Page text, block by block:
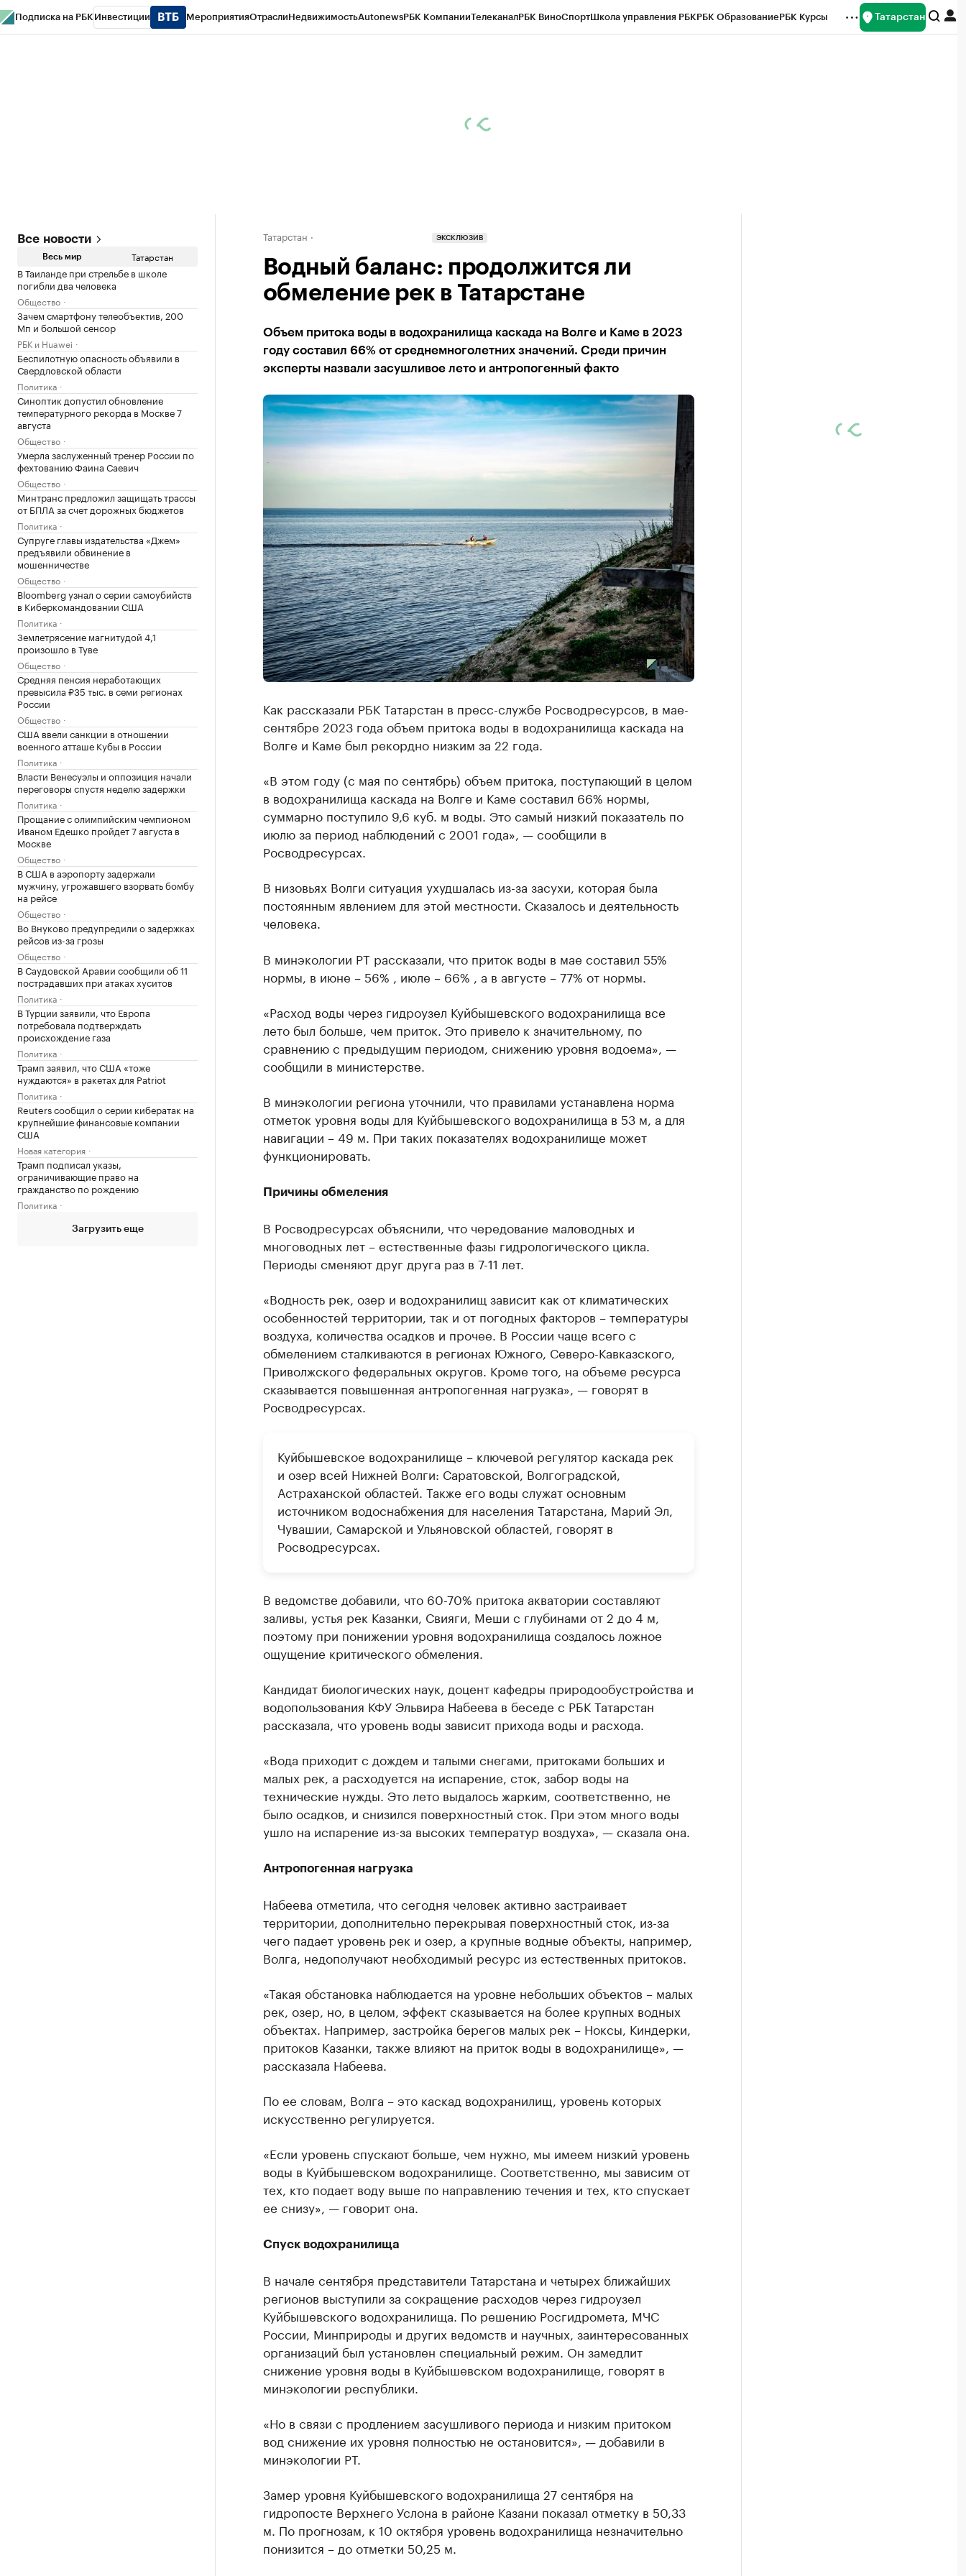
Подписка на РБК Инвестиции МероприятияОтраслиНедвижимостьAutonewsРБК КомпанииТелеканалРБК ВиноСпортШкола управления РБКРБК ОбразованиеРБК Курсы Татарстан
Все новости
Весь мир Татарстан
В Таиланде при стрельбе в школе
погибли два человека
Общество
Зачем смартфону телеобъектив, 200
Мп и большой сенсор
РБК и Huawei
Беспилотную опасность объявили в
Свердловской области
Политика
Синоптик допустил обновление
температурного рекорда в Москве 7
августа
Общество
Умерла заслуженный тренер России по
фехтованию Фаина Саевич
Общество
Минтранс предложил защищать трассы
от БПЛА за счет дорожных бюджетов
Политика
Супруге главы издательства «Джем»
предъявили обвинение в
мошенничестве
Общество
Bloomberg узнал о серии самоубийств
в Киберкомандовании США
Политика
Землетрясение магнитудой 4,1
произошло в Туве
Общество
Средняя пенсия неработающих
превысила ₽35 тыс. в семи регионах
России
Общество
США ввели санкции в отношении
военного атташе Кубы в России
Политика
Власти Венесуэлы и оппозиция начали
переговоры спустя неделю задержки
Политика
Прощание с олимпийским чемпионом
Иваном Едешко пройдет 7 августа в
Москве
Общество
В США в аэропорту задержали
мужчину, угрожавшего взорвать бомбу
на рейсе
Общество
Во Внуково предупредили о задержках
рейсов из-за грозы
Общество
В Саудовской Аравии сообщили об 11
пострадавших при атаках хуситов
Политика
В Турции заявили, что Европа
потребовала подтверждать
происхождение газа
Политика
Трамп заявил, что США «тоже
нуждаются» в ракетах для Patriot
Политика
Reuters сообщил о серии кибератак на
крупнейшие финансовые компании
США
Новая категория
Трамп подписал указы,
ограничивающие право на
гражданство по рождению
Политика
Загрузить еще
Татарстан ЭКСКЛЮЗИВ
Водный баланс: продолжится ли
обмеление рек в Татарстане
Объем притока воды в водохранилища каскада на Волге и Каме в 2023
году составил 66% от среднемноголетних значений. Среди причин
эксперты назвали засушливое лето и антропогенный факто
Как рассказали РБК Татарстан в пресс-службе Росводресурсов, в мае-
сентябре 2023 года объем притока воды в водохранилища каскада на
Волге и Каме был рекордно низким за 22 года.
«В этом году (с мая по сентябрь) объем притока, поступающий в целом
в водохранилища каскада на Волге и Каме составил 66% нормы,
суммарно поступило 9,6 куб. м воды. Это самый низкий показатель по
июлю за период наблюдений с 2001 года», — сообщили в
Росводресурсах.
В низовьях Волги ситуация ухудшалась из-за засухи, которая была
постоянным явлением для этой местности. Сказалось и деятельность
человека.
В минэкологии РТ рассказали, что приток воды в мае составил 55%
нормы, в июне – 56% , июле – 66% , а в августе – 77% от нормы.
«Расход воды через гидроузел Куйбышевского водохранилища все
лето был больше, чем приток. Это привело к значительному, по
сравнению с предыдущим периодом, снижению уровня водоема», —
сообщили в министерстве.
В минэкологии региона уточнили, что правилами устанавлена норма
отметок уровня воды для Куйбышевского водохранилища в 53 м, а для
навигации – 49 м. При таких показателях водохранилище может
функционировать.
Причины обмеления
В Росводресурсах объяснили, что чередование маловодных и
многоводных лет – естественные фазы гидрологического цикла.
Периоды сменяют друг друга раз в 7-11 лет.
«Водность рек, озер и водохранилищ зависит как от климатических
особенностей территории, так и от погодных факторов – температуры
воздуха, количества осадков и прочее. В России чаще всего с
обмелением сталкиваются в регионах Южного, Северо-Кавказского,
Приволжского федеральных округов. Кроме того, на объеме ресурса
сказывается повышенная антропогенная нагрузка», — говорят в
Росводресурсах.
Куйбышевское водохранилище – ключевой регулятор каскада рек
и озер всей Нижней Волги: Саратовской, Волгоградской,
Астраханской областей. Также его воды служат основным
источником водоснабжения для населения Татарстана, Марий Эл,
Чувашии, Самарской и Ульяновской областей, говорят в
Росводресурсах.
В ведомстве добавили, что 60-70% притока акватории составляют
заливы, устья рек Казанки, Свияги, Меши с глубинами от 2 до 4 м,
поэтому при понижении уровня водохранилища создалось ложное
ощущение критического обмеления.
Кандидат биологических наук, доцент кафедры природообустройства и
водопользования КФУ Эльвира Набеева в беседе с РБК Татарстан
рассказала, что уровень воды зависит прихода воды и расхода.
«Вода приходит с дождем и талыми снегами, притоками больших и
малых рек, а расходуется на испарение, сток, забор воды на
технические нужды. Это лето выдалось жарким, соответственно, не
было осадков, и снизился поверхностный сток. При этом много воды
ушло на испарение из-за высоких температур воздуха», — сказала она.
Антропогенная нагрузка
Набеева отметила, что сегодня человек активно застраивает
территории, дополнительно перекрывая поверхностный сток, из-за
чего падает уровень рек и озер, а крупные водные объекты, например,
Волга, недополучают необходимый ресурс из естественных притоков.
«Такая обстановка наблюдается на уровне небольших объектов – малых
рек, озер, но, в целом, эффект сказывается на более крупных водных
объектах. Например, застройка берегов малых рек – Ноксы, Киндерки,
притоков Казанки, также влияют на приток воды в водохранилище», —
рассказала Набеева.
По ее словам, Волга – это каскад водохранилищ, уровень которых
искусственно регулируется.
«Если уровень спускают больше, чем нужно, мы имеем низкий уровень
воды в Куйбышевском водохранилище. Соответственно, мы зависим от
тех, кто подает воду выше по направлению течения и тех, кто спускает
ее снизу», — говорит она.
Спуск водохранилища
В начале сентября представители Татарстана и четырех ближайших
регионов выступили за сокращение расходов через гидроузел
Куйбышевского водохранилища. По решению Росгидромета, МЧС
России, Минприроды и других ведомств и научных, заинтересованных
организаций был установлен специальный режим. Он замедлит
снижение уровня воды в Куйбышевском водохранилище, говорят в
минэкологии республики.
«Но в связи с продлением засушливого периода и низким притоком
вод снижение их уровня полностью не остановится», — добавили в
минэкологии РТ.
Замер уровня Куйбышевского водохранилища 27 сентября на
гидропосте Верхнего Услона в районе Казани показал отметку в 50,33
м. По прогнозам, к 10 октября уровень водохранилища незначительно
понизится – до отметки 50,25 м.